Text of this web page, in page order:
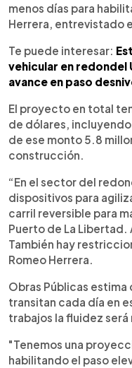
menos días para
Herrera, entrevistado
Te puede interesar:
vehicular en redondel
avance en paso
El proyecto en total
de dólares,
de ese monto 5.8
construcción.
“En el sector del
dispositivos para
carril reversible para
Puerto de La
También hay
Romeo Herrera.
Obras Públicas estima
transitan cada día en
trabajos la fluidez será
"Tenemos una
habilitando el paso